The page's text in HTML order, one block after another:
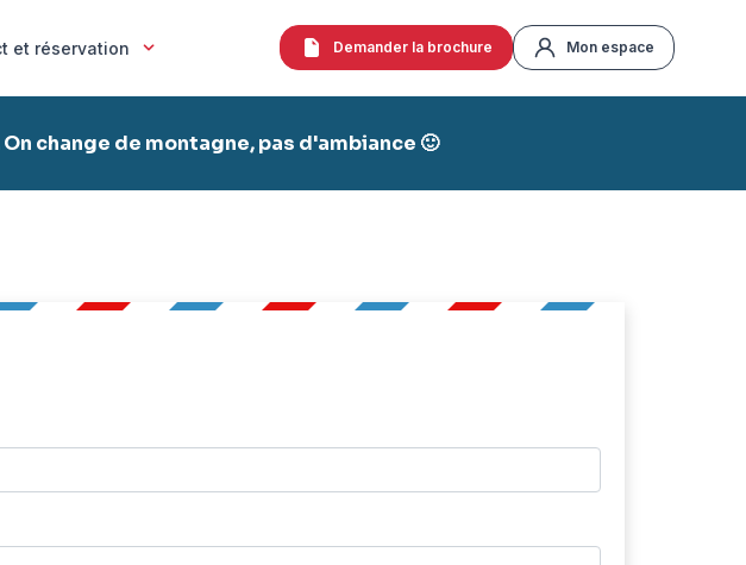
et réservation Demander la brochure Mon espace
change de montagne, pas d'ambiance 🙂